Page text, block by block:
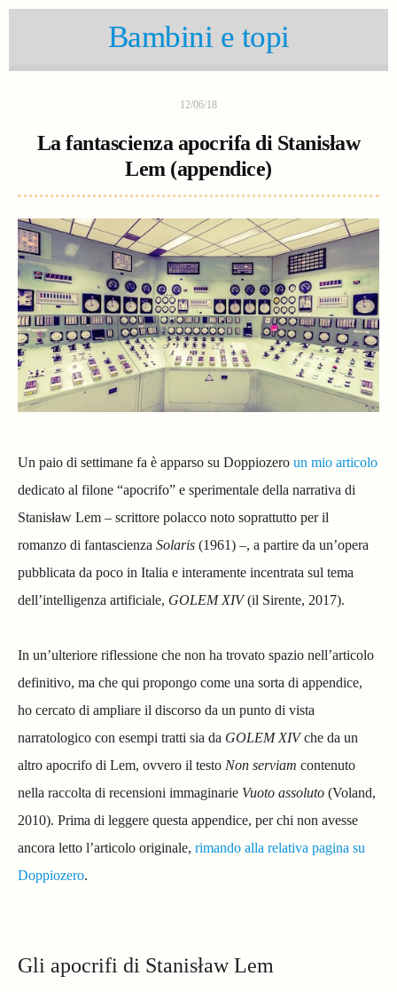
Bambini e topi
12/06/18
La fantascienza apocrifa di Stanisław
Lem (appendice)
Un paio di settimane fa è apparso su Doppiozero un mio articolo
dedicato al filone “apocrifo” e sperimentale della narrativa di
Stanisław Lem – scrittore polacco noto soprattutto per il
romanzo di fantascienza Solaris (1961) –, a partire da un’opera
pubblicata da poco in Italia e interamente incentrata sul tema
dell’intelligenza artificiale, GOLEM XIV(il Sirente, 2017).
In un’ulteriore riflessione che non ha trovato spazio nell’articolo
definitivo, ma che qui propongo come una sorta di appendice,
ho cercato di ampliare il discorso da un punto di vista
narratologico con esempi tratti sia da GOLEM XIVche da un
altro apocrifo di Lem, ovvero il testo Non serviam contenuto
nella raccolta di recensioni immaginarie Vuoto assoluto (Voland,
2010). Prima di leggere questa appendice, per chi non avesse
ancora letto l’articolo originale, rimando alla relativa pagina su
Doppiozero.
Gli apocrifi di Stanisław Lem